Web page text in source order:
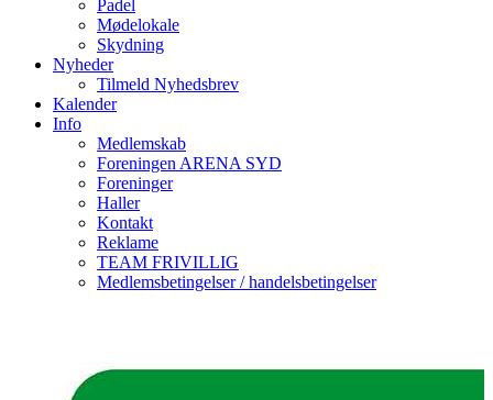
Padel
Mødelokale
Skydning
Nyheder
Tilmeld Nyhedsbrev
Kalender
Info
Medlemskab
Foreningen ARENA SYD
Foreninger
Haller
Kontakt
Reklame
TEAM FRIVILLIG
Medlemsbetingelser / handelsbetingelser